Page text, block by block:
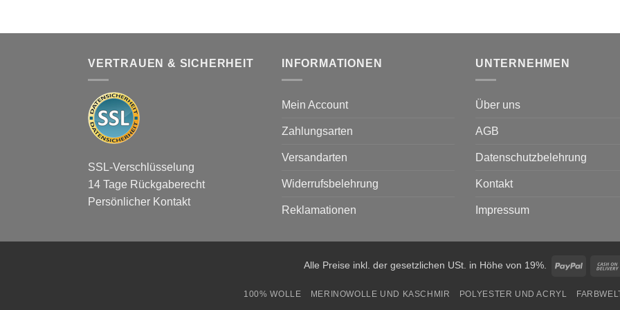
VERTRAUEN & SICHERHEIT
SSL-Verschlüsselung
14 Tage Rückgaberecht
Persönlicher Kontakt
INFORMATIONEN
Mein Account
Zahlungsarten
Versandarten
Widerrufsbelehrung
Reklamationen
UNTERNEHMEN
Über uns
AGB
Datenschutzbelehrung
Kontakt
Impressum
Alle Preise inkl. der gesetzlichen USt. in Höhe von 19%. PayPal
100% WOLLE MERINOWOLLE UND KASCHMIR POLYESTER UND ACRYL